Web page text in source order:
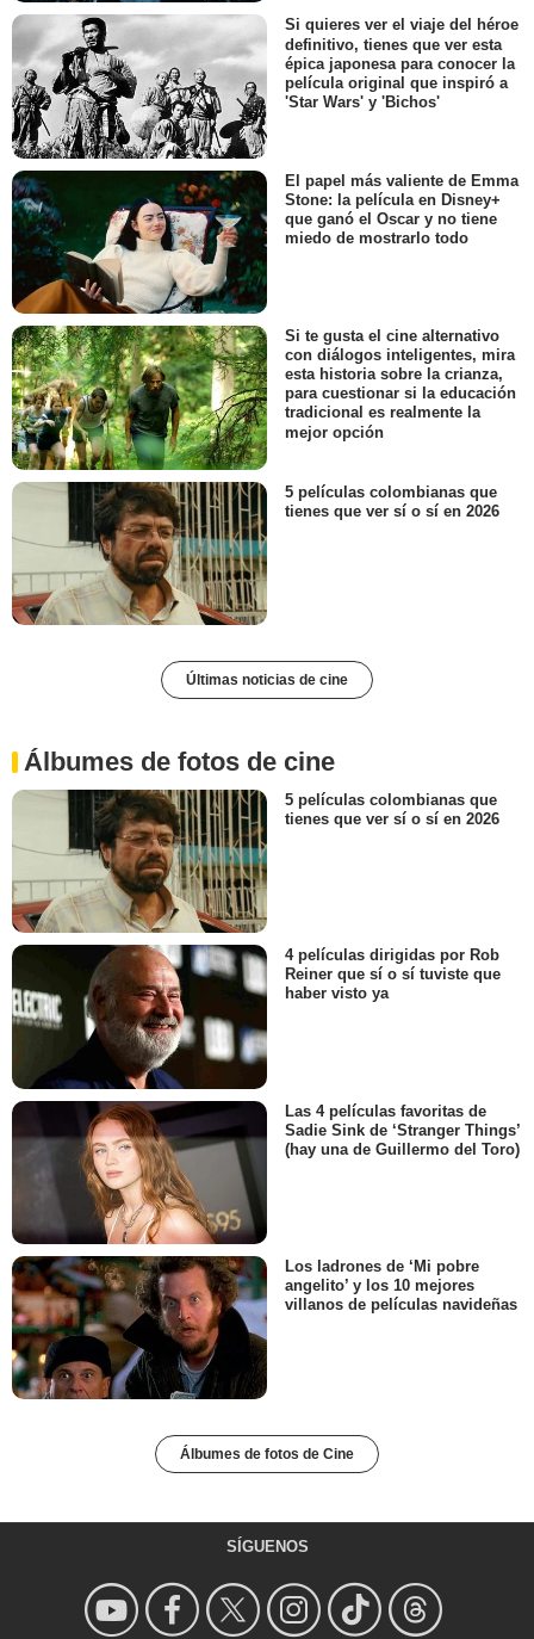
Si quieres ver el viaje del héroe
definitivo, tienes que ver esta
épica japonesa para conocer la
película original que inspiró a
'Star Wars' y 'Bichos'
El papel más valiente de Emma
Stone: la película en Disney+
que ganó el Oscar y no tiene
miedo de mostrarlo todo
Si te gusta el cine alternativo
con diálogos inteligentes, mira
esta historia sobre la crianza,
para cuestionar si la educación
tradicional es realmente la
mejor opción
5 películas colombianas que
tienes que ver sí o sí en 2026
Últimas noticias de cine
Álbumes de fotos de cine
5 películas colombianas que
tienes que ver sí o sí en 2026
4 películas dirigidas por Rob
Reiner que sí o sí tuviste que
haber visto ya
Las 4 películas favoritas de
Sadie Sink de ‘Stranger Things’
(hay una de Guillermo del Toro)
Los ladrones de ‘Mi pobre
angelito’ y los 10 mejores
villanos de películas navideñas
Álbumes de fotos de Cine
SÍGUENOS